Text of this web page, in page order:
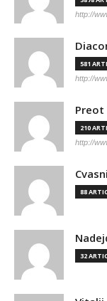
http://
581
http://
Preot
210
http://
88
32